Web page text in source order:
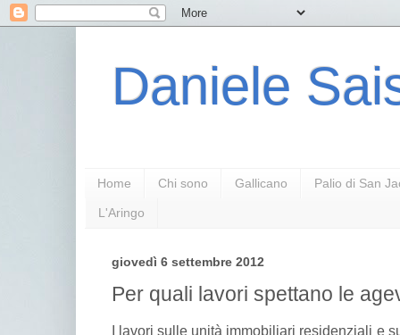
Daniele
Home Chi sono Gallicano Palio di San
L'Aringo
giovedì 6 settembre 2012
Per quali lavori spettano le
I lavori sulle unità immobiliari residenziali e